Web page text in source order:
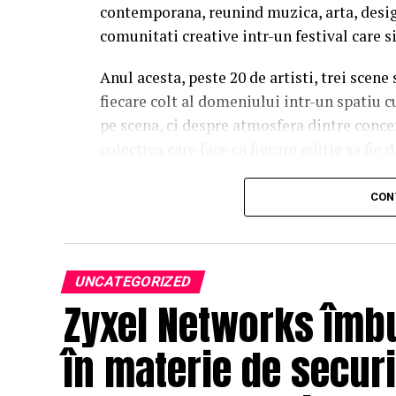
contemporana, reunind muzica, arta,
comunitati creative intr-un festival care
Anul acesta, peste 20 de artisti, trei
fiecare colt al domeniului intr-un spatiu
pe scena, ci despre atmosfera dintre
Trei scene. Trei universuri. Un singur
sensibilitatea lui Charlotte Cardin si
propune un line-up construit pentru
Lor li se alatura si nume precum
interesante voci ale muzicii
UNCATEGORIZED
Zyxel Networks
în materie de